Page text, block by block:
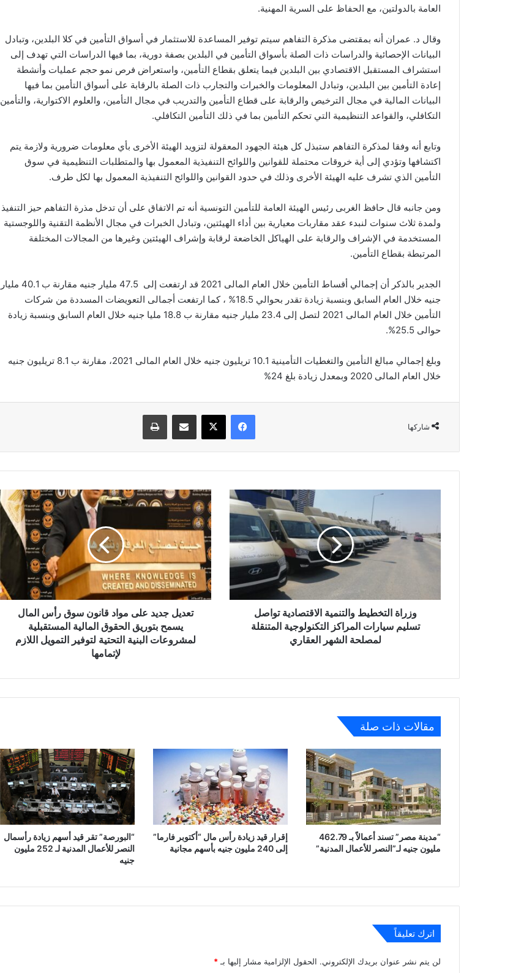
العامة بالدولتين، مع الحفاظ على السرية المهنية.
وقال د. عمران أنه بمقتضى مذكرة التفاهم سيتم توفير المساعدة للاستثمار في أسواق التأمين في كلا البلدين، وتبادل
البيانات الإحصائية والدراسات ذات الصلة بأسواق التأمين في البلدين بصفة دورية، بما فيها الدراسات التي تهدف إلى
استشراف المستقبل الاقتصادي بين البلدين فيما يتعلق بقطاع التأمين، واستعراض فرص نمو حجم عمليات وأنشطة
إعادة التأمين بين البلدين، وتبادل المعلومات والخبرات والتجارب ذات الصلة بالرقابة على أسواق التأمين بما فيها
البيانات المالية في مجال الترخيص والرقابة على قطاع التأمين والتدريب في مجال التأمين، والعلوم الاكتوارية، والتأمين
التكافلي، والقواعد التنظيمية التي تحكم التأمين بما في ذلك التأمين التكافلي.
وتابع أنه وفقا لمذكرة التفاهم ستبذل كل هيئة الجهود المعقولة لتزويد الهيئة الأخرى بأي معلومات ضرورية ولازمة يتم
اكتشافها وتؤدي إلى أية خروقات محتملة للقوانين واللوائح التنفيذية المعمول بها والمتطلبات التنظيمية في سوق
التأمين الذي تشرف عليه الهيئة الأخرى وذلك في حدود القوانين واللوائح التنفيذية المعمول بها لكل طرف.
ومن جانبه قال حافظ الغربى رئيس الهيئة العامة للتأمين التونسية أنه تم الاتفاق على أن تدخل مذرة التفاهم حيز التنفيذ
ولمدة ثلاث سنوات لنبدء عقد مقاربات معيارية بين أداء الهيئتين، وتبادل الخبرات في مجال الأنظمة التقنية واللوجستية
المستخدمة في الإشراف والرقابة على الهياكل الخاضعة لرقابة وإشراف الهيئتين وغيرها من المجالات المختلفة
المرتبطة بقطاع التأمين.
الجدير بالذكر أن إجمالي أقساط التأمين خلال العام المالى 2021 قد ارتفعت إلى 47.5 مليار جنيه مقارنة ب 40.1 مليار
جنيه خلال العام السابق وبنسبة زيادة تقدر بحوالي 18.5% ، كما ارتفعت أجمالى التعويضات المسددة من شركات
التأمين خلال العام المالى 2021 لتصل إلى 23.4 مليار جنيه مقارنة ب 18.8 مليا جنيه خلال العام السابق وبنسبة زيادة
حوالى 25.5%.
وبلغ إجمالي مبالغ التأمين والتغطيات التأمينية 10.1 تريليون جنيه خلال العام المالى 2021، مقارنة ب 8.1 تريليون جنيه
خلال العام المالى 2020 وبمعدل زيادة بلغ 24%
شاركها
فيسبوك ‫X مشاركة عبر البريد طباعة
الاقتصادية
تواصل
التكنولوجية
لمصلحة
وزراة التخطيط والتنمية الاقتصادية تواصل
تسليم سيارات المراكز التكنولوجية المتنقلة
لمصلحة الشهر العقاري
تعديل
جديد
على
مواد
قانون
سوق
رأس
المال
يسمح
بتوريق
المالية
لتوفير
تعديل جديد على مواد قانون سوق رأس المال
يسمح بتوريق الحقوق المالية المستقبلية
لمشروعات البنية التحتية لتوفير التمويل اللازم
لإتمامها
مقالات ذات صلة
“مدينة مصر” تسند أعمالاً بـ 462.79
مليون جنيه لـ”النصر للأعمال المدنية”
إقرار قيد زيادة رأس مال “أكتوبر فارما”
إلى 240 مليون جنيه بأسهم مجانية
“البورصة” تقر قيد أسهم زيادة رأسمال
النصر للأعمال المدنية لـ 252 مليون
جنيه
اترك تعليقاً
لن يتم نشر عنوان بريدك الإلكتروني. الحقول الإلزامية مشار إليها بـ *